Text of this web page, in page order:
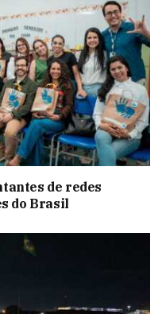
de redes
do Brasil